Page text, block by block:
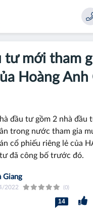
tư mới tham
Hoàng Anh
đầu tư gồm 2 nhà đầu
trong nước tham gia
cổ phiếu riêng lẻ của
đã công bố trước đó.
Giang
2022 (0)
14